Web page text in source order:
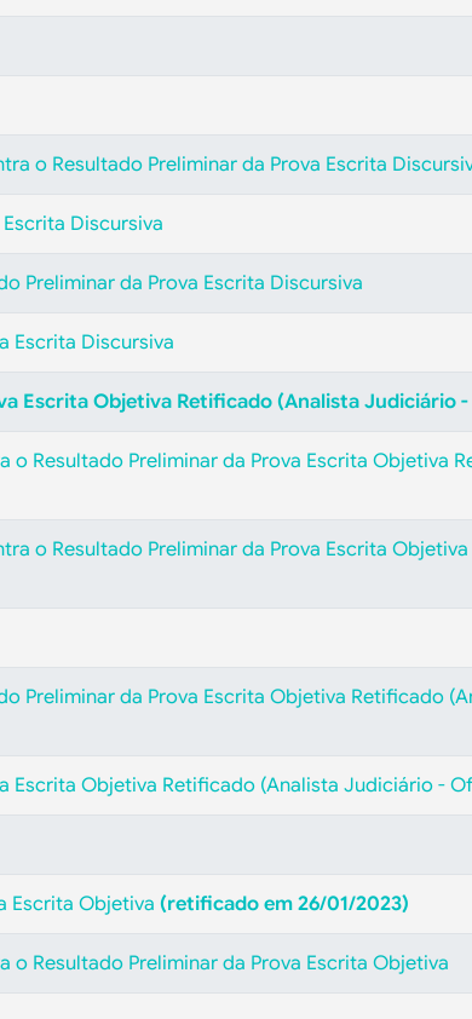
o Resultado Preliminar da Prova Escrita
Discursiva
Preliminar da Prova Escrita Discursiva
Escrita Discursiva
Escrita Objetiva Retificado (Analista Judiciário
o Resultado Preliminar da Prova Escrita Objetiva
o Resultado Preliminar da Prova Escrita
Preliminar da Prova Escrita Objetiva Retificado
Escrita Objetiva Retificado (Analista Judiciário -
Escrita Objetiva (retificado em 26/01/2023)
o Resultado Preliminar da Prova Escrita Objetiva